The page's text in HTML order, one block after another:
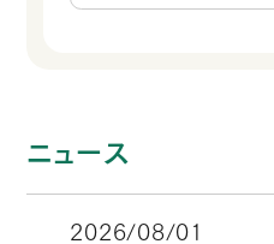
ニュース
2026/08/01